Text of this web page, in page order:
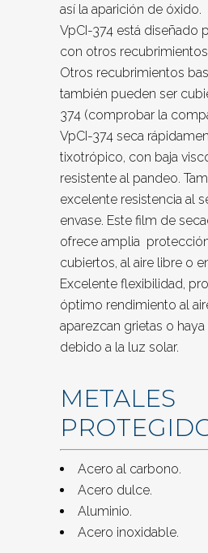
así la aparición de óxido.
VpCI-374 está diseñado
con otros
Otros recubrimientos
también pueden ser
374 (comprobar la
VpCI-374 seca
tixotrópico, con baja
resistente al pandeo.
excelente resistencia al
envase. Este film de
ofrece amplia
cubiertos, al aire libre o
Excelente flexibilidad,
óptimo rendimiento al
aparezcan grietas o
debido a la luz solar.
METALES
Acero al carbono.
Acero dulce.
Aluminio.
Acero inoxidable.